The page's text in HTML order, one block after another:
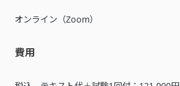
オンライン（Zoom）
費用